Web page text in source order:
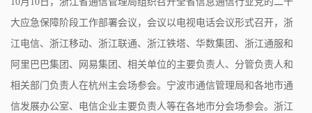
大应急保障阶段工作部署会议，会议以电视电话会议形式召开，浙
江电信、浙江移动、浙江联通、浙江铁塔、华数集团、浙江通服和
阿里巴巴集团、网易集团、相关单位的主要负责人、分管负责人和
相关部门负责人在杭州主会场参会。宁波市通信管理局和各地市通
信发展办公室、电信企业主要负责人等在各地市分会场参会。浙江